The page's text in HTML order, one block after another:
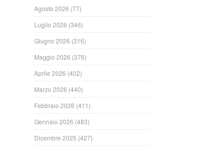
Agosto 2026 (77)
Luglio 2026 (346)
Giugno 2026 (316)
Maggio 2026 (376)
Aprile 2026 (402)
Marzo 2026 (440)
Febbraio 2026 (411)
Gennaio 2026 (483)
Dicembre 2025 (427)